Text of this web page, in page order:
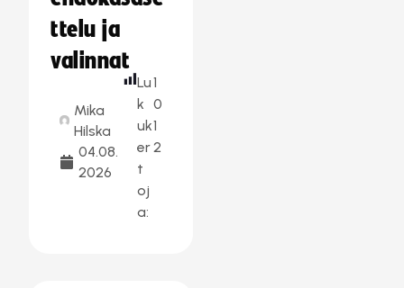
ttelu ja
valinnat
Mika
Hilska
04.08.
2026
Lu
k
uk
er
t
oj
a:
1
0
1
2